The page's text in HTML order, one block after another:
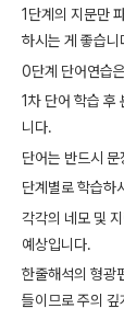
1단계의 지문만
하시는 게 좋습니
0단계 단어연습
1차 단어 학습 후
니다.
단어는 반드시
단계별로 학습하
각각의 네모 및
예상입니다.
한줄해석의 형광
들이므로 주의